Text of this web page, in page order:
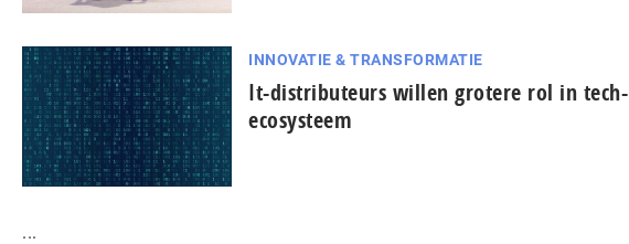
INNOVATIE & TRANSFORMATIE
It-dis­tri­bu­teurs willen grotere rol in tech-
ecosysteem
...